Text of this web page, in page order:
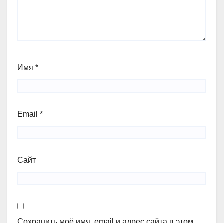
Имя *
Email *
Сайт
Сохранить моё имя, email и адрес сайта в этом